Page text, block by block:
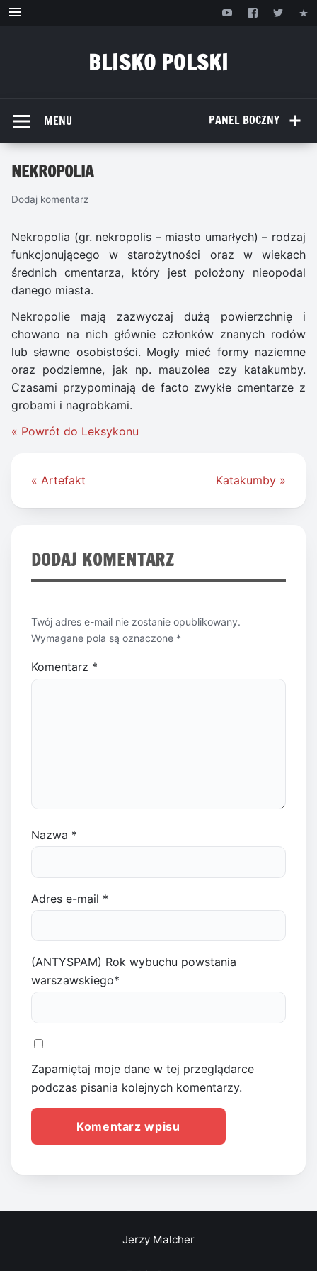
Przejdź
BLISKO POLSKI
PANEL BOCZNY
MENU
NEKROPOLIA
Dodaj komentarz
Nekropolia (gr. nekropolis – miasto umarłych) – rodzaj
funkcjonującego w starożytności oraz w wiekach
średnich cmentarza, który jest położony nieopodal
danego miasta.
Nekropolie mają zazwyczaj dużą powierzchnię i
chowano na nich głównie członków znanych rodów
lub sławne osobistości. Mogły mieć formy naziemne
oraz podziemne, jak np. mauzolea czy katakumby.
Czasami przypominają de facto zwykłe cmentarze z
grobami i nagrobkami.
« Powrót do Leksykonu
Nawigacja
« Artefakt Katakumby »
DODAJ KOMENTARZ
Twój adres e-mail nie zostanie opublikowany.
Wymagane pola są oznaczone *
Komentarz *
Nazwa *
Adres e-mail *
(ANTYSPAM) Rok wybuchu powstania
warszawskiego*
Zapamiętaj moje dane w tej przeglądarce
podczas pisania kolejnych komentarzy.
Jerzy Malcher